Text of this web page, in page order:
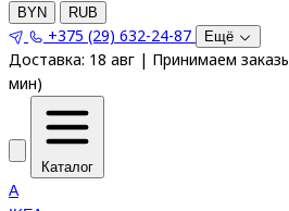
BYN RUB
+375 (29) 632-24-87 Ещё
Доставка: 18 авг | Принимаем
мин)
Каталог
A